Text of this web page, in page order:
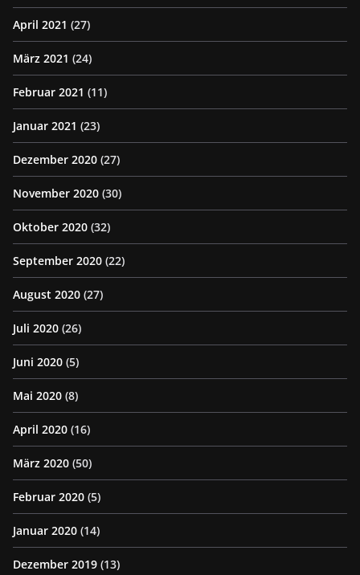
April 2021 (27)
März 2021 (24)
Februar 2021 (11)
Januar 2021 (23)
Dezember 2020 (27)
November 2020 (30)
Oktober 2020 (32)
September 2020 (22)
August 2020 (27)
Juli 2020 (26)
Juni 2020 (5)
Mai 2020 (8)
April 2020 (16)
März 2020 (50)
Februar 2020 (5)
Januar 2020 (14)
Dezember 2019 (13)